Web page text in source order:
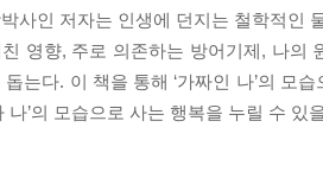
사인 저자는 인생에 던지는 철학적인
영향, 주로 의존하는 방어기제, 나의
돕는다. 이 책을 통해 ‘가짜인 나’의 모
나’의 모습으로 사는 행복을 누릴 수 있